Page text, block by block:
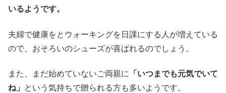
いるようです。
夫婦で健康をとウォーキングを日課にする人が増えている
ので、おそろいのシューズが喜ばれるのでしょう。
また、まだ始めていないご両親に
「いつまでも元気でいて
ね」
という気持ちで贈られる方も多いようです。